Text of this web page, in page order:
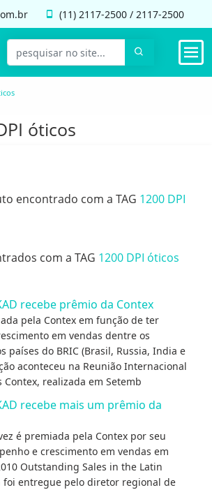
(11) 2117-2500 / 2117-2500
óticos
encontrado com a TAG 1200 DPI
com a TAG 1200 DPI óticos
recebe prêmio da Contex
pela Contex em função de ter
em vendas dentre os
países do BRIC (Brasil, Russia, India e
aconteceu na Reunião Internacional
realizada em Setemb
recebe mais um prêmio da
é premiada pela Contex por seu
e crescimento em vendas em
Outstanding Sales in the Latin
foi entregue pelo diretor regional de